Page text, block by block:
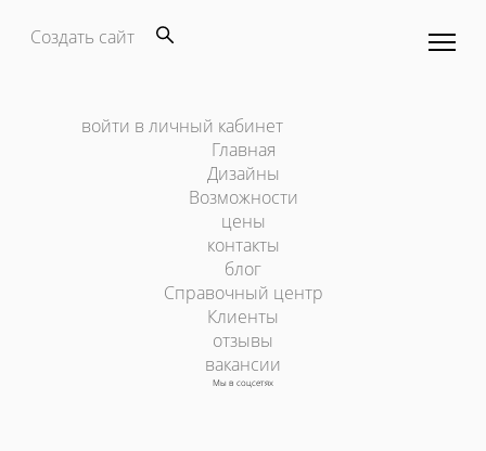
Создать сайт
войти в личный кабинет
Главная
Дизайны
Возможности
цены
контакты
блог
Справочный центр
Клиенты
отзывы
вакансии
Мы в соцсетях